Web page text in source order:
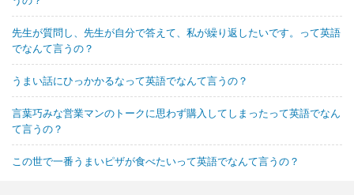
先生が質問し、先生が自分で答えて、私が繰り返したいです。って英語
でなんて言うの？
うまい話にひっかかるなって英語でなんて言うの？
言葉巧みな営業マンのトークに思わず購入してしまったって英語でなん
て言うの？
この世で一番うまいピザが食べたいって英語でなんて言うの？